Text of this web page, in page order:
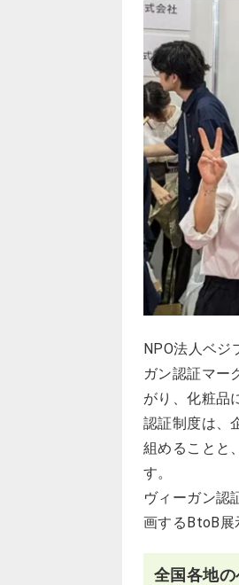
NPO法人ベジ
ガン認証マー
がり、化粧品
認証制度は、
組めることと
す。
ヴィーガン認
画するBtoB展
全国各地